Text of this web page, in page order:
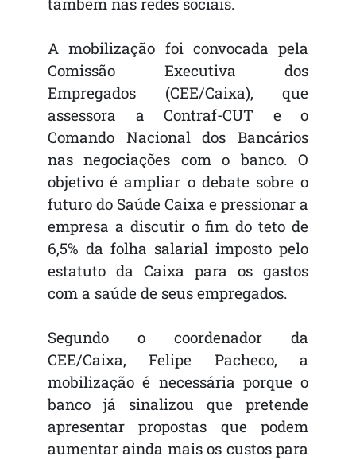
A mobilização foi convocada pela
Comissão Executiva dos
Empregados (CEE/Caixa), que
assessora a Contraf-CUT e o
Comando Nacional dos Bancários
nas negociações com o banco. O
objetivo é ampliar o debate sobre o
futuro do Saúde Caixa e pressionar a
empresa a discutir o fim do teto de
6,5% da folha salarial imposto pelo
estatuto da Caixa para os gastos
com a saúde de seus empregados.
Segundo o coordenador da
CEE/Caixa, Felipe Pacheco, a
mobilização é necessária porque o
banco já sinalizou que pretende
apresentar propostas que podem
aumentar ainda mais os custos para